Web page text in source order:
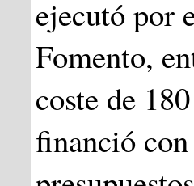
ejecutó por
Fomento,
coste de
financió